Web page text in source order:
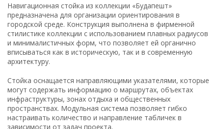
Навигационная стойка из коллекции «Будапешт»
предназначена для организации ориентирования в
городской среде. Конструкция выполнена в фирменной
стилистике коллекции с использованием плавных радиусов
и минималистичных форм, что позволяет ей органично
вписываться как в историческую, так и в современную
архитектуру.
Стойка оснащается направляющими указателями, которые
могут содержать информацию о маршрутах, объектах
инфраструктуры, зонах отдыха и общественных
пространствах. Модульная система позволяет гибко
настраивать количество и направление табличек в
зависимости от задач проекта.